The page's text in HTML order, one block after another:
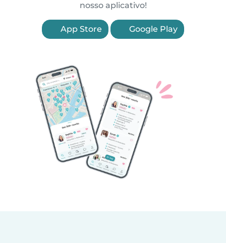
nosso aplicativo!
App Store Google Play